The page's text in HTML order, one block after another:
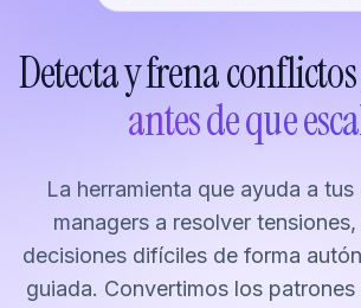
Detecta y frena
antes de que
La herramienta que ayuda a
managers a resolver
decisiones difíciles de forma
guiada. Convertimos los patrones